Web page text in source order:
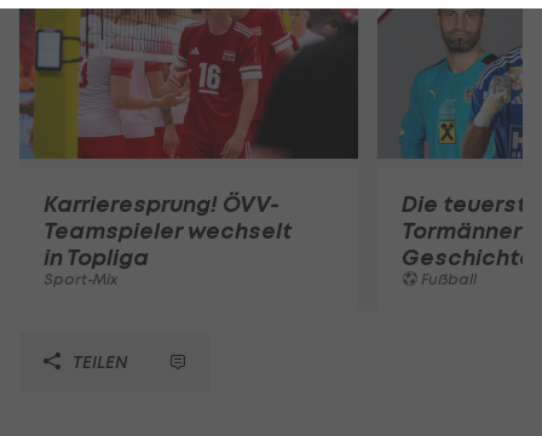
Karrieresprung! ÖVV-
Teamspieler wechselt
in Topliga
Sport-Mix
Die
Tormänner
Geschichte
Fußball
TEILEN